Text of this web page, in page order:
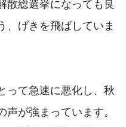
散総選挙になっても良
、げきを飛ばしていま
って急速に悪化し、秋
声が強まっています。